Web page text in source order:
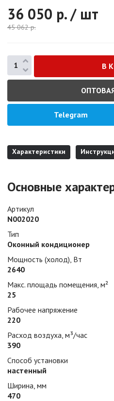
36 050 р. / шт
45 062р.
Telegram
Характеристики
Основные
Артикул
N002020
Тип
Оконный кондиционер
Мощность (холод), Вт
2640
Макс. площадь помещения, м²
25
Рабочее напряжение
220
Расход воздуха, м³/час
390
Способ установки
настенный
Ширина, мм
470